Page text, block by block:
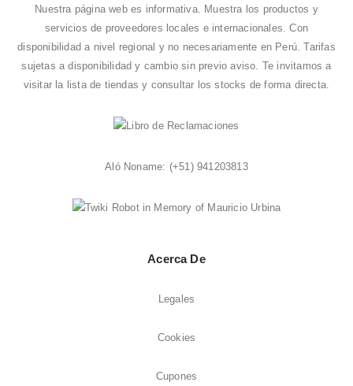
Nuestra página web es informativa. Muestra los productos y
servicios de proveedores locales e internacionales. Con
disponibilidad a nivel regional y no necesariamente en Perú. Tarifas
sujetas a disponibilidad y cambio sin previo aviso. Te invitamos a
visitar la lista de tiendas y consultar los stocks de forma directa.
Aló Noname: (+51) 941203813
Acerca De
Legales
Cookies
Cupones